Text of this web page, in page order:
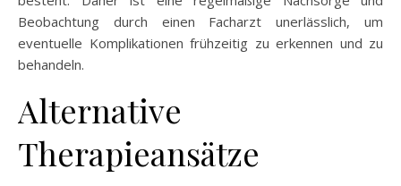
Beobachtung durch einen Facharzt unerlässlich, um
eventuelle Komplikationen frühzeitig zu erkennen und zu
behandeln.
Alternative
Therapieansätze